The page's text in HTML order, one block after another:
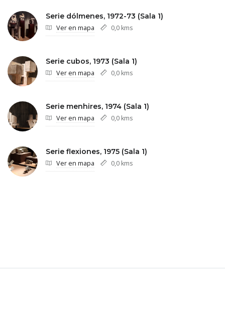
Serie dólmenes, 1972-73 (Sala 1)
Ver en mapa 0,0 kms
Serie cubos, 1973 (Sala 1)
Ver en mapa 0,0 kms
Serie menhires, 1974 (Sala 1)
Ver en mapa 0,0 kms
Serie flexiones, 1975 (Sala 1)
Ver en mapa 0,0 kms